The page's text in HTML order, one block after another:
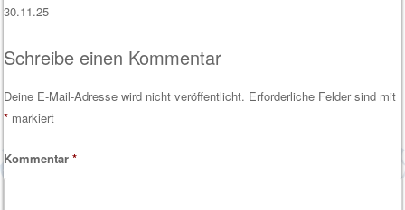
Post navigation
30.11.25
Schreibe einen Kommentar
Deine E-Mail-Adresse wird nicht veröffentlicht. Erforderliche Felder sind mit
* markiert
Kommentar*